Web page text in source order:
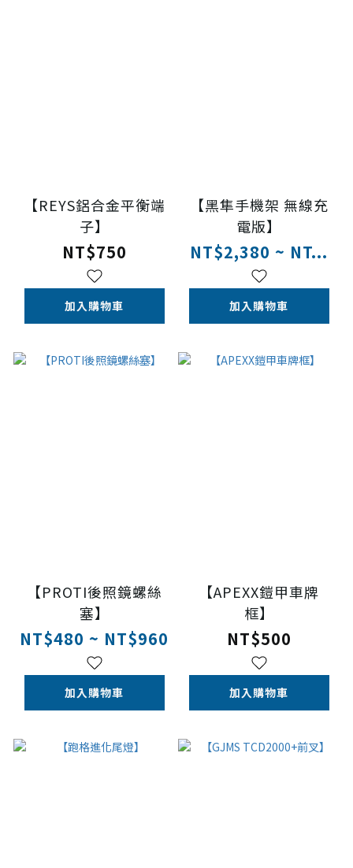
【REYS鋁合金平衡端
子】
NT$750
加入購物車
【黑隼手機架 無線充
電版】
NT$2,380 ~ NT...
加入購物車
【PROTI後照鏡螺絲
塞】
NT$480 ~ NT$960
加入購物車
【APEXX鎧甲車牌
框】
NT$500
加入購物車